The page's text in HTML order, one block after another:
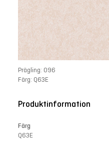
Prägling: 096
Färg: Q63E
Produktinformation
Färg
Q63E